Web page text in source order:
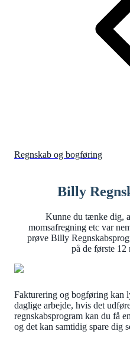
Regnskab og bogføring
Billy
Kunne du tænke dig,
momsafregning etc var
prøve Billy
på de første
Fakturering og bogføring kan
daglige arbejde, hvis det
regnskabsprogram kan du få
og det kan samtidig spare dig